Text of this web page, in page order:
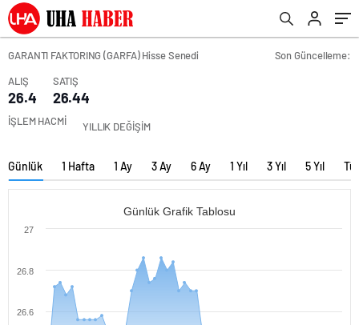
GARANTI FAKTORING (GARFA) Hisse Senedi
Son Güncelleme:
ALIŞ
26.4
SATIŞ
26.44
İŞLEM HACMİ YILLIK DEĞİŞİM
Günlük 1 Hafta 1 Ay 3 Ay 6 Ay 1 Yıl 3 Yıl 5 Yıl
Günlük Grafik Tablosu
26.6
26.8
27